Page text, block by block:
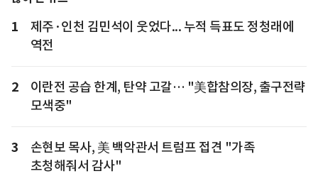
1
제주·인천 김민석이 웃었다... 누적 득표도 정청래에
역전
2
이란전 공습 한계, 탄약 고갈… "美합참의장, 출구전략
모색중"
3
손현보 목사, 美 백악관서 트럼프 접견 "가족
초청해줘서 감사"